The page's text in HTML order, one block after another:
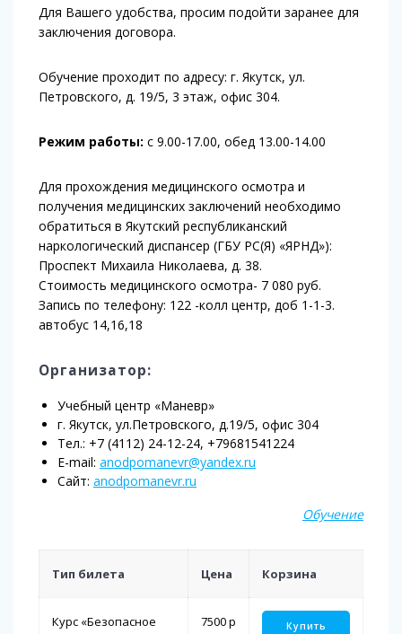
Для Вашего удобства, просим подойти заранее для
заключения договора.
Обучение проходит по адресу: г. Якутск, ул.
Петровского, д. 19/5, 3 этаж, офис 304.
Режим работы: с 9.00-17.00, обед 13.00-14.00
Для прохождения медицинского осмотра и
получения медицинских заключений необходимо
обратиться в Якутский республиканский
наркологический диспансер (ГБУ РС(Я) «ЯРНД»):
Проспект Михаила Николаева, д. 38.
Стоимость медицинского осмотра- 7 080 руб.
Запись по телефону: 122 -колл центр, доб 1-1-3.
автобус 14,16,18
Организатор:
Учебный центр «Маневр»
г. Якутск, ул.Петровского, д.19/5, офис 304
Тел.: +7 (4112) 24-12-24, +79681541224
E-mail: anodpomanevr@yandex.ru
Сайт: anodpomanevr.ru
Обучение
Тип билета Цена Корзина
Курс «Безопасное
7500p Купить